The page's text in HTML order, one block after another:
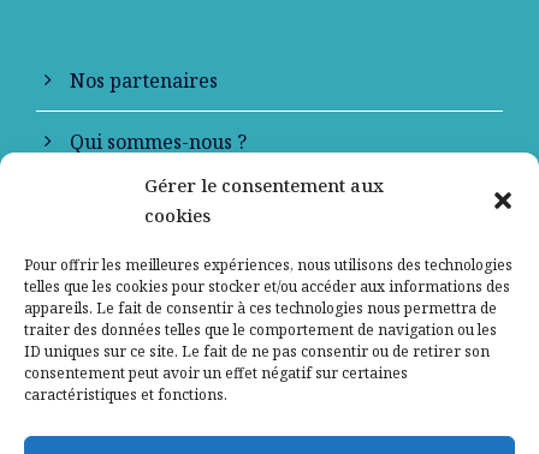
Gérer le consentement aux
cookies
Pour offrir les meilleures expériences, nous utilisons des technologies
telles que les cookies pour stocker et/ou accéder aux informations des
appareils. Le fait de consentir à ces technologies nous permettra de
traiter des données telles que le comportement de navigation ou les
ID uniques sur ce site. Le fait de ne pas consentir ou de retirer son
consentement peut avoir un effet négatif sur certaines
caractéristiques et fonctions.
Nos partenaires
Qui sommes-nous ?
Contactez-nous
Mentions légales
Politique de confidentialité